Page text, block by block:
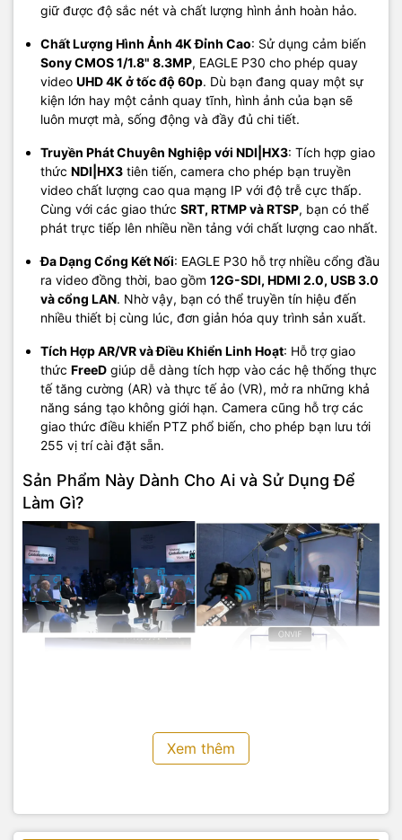
giữ được độ sắc nét và chất lượng hình ảnh hoàn hảo.
Chất Lượng Hình Ảnh 4K Đỉnh Cao: Sử dụng cảm biến
Sony CMOS 1/1.8" 8.3MP, EAGLE P30 cho phép quay
video UHD 4K ở tốc độ 60p. Dù bạn đang quay một sự
kiện lớn hay một cảnh quay tĩnh, hình ảnh của bạn sẽ
luôn mượt mà, sống động và đầy đủ chi tiết.
Truyền Phát Chuyên Nghiệp với NDI|HX3: Tích hợp giao
thức NDI|HX3 tiên tiến, camera cho phép bạn truyền
video chất lượng cao qua mạng IP với độ trễ cực thấp.
Cùng với các giao thức SRT, RTMP và RTSP, bạn có thể
phát trực tiếp lên nhiều nền tảng với chất lượng cao nhất.
Đa Dạng Cổng Kết Nối: EAGLE P30 hỗ trợ nhiều cổng đầu
ra video đồng thời, bao gồm 12G-SDI, HDMI 2.0, USB 3.0
và cổng LAN. Nhờ vậy, bạn có thể truyền tín hiệu đến
nhiều thiết bị cùng lúc, đơn giản hóa quy trình sản xuất.
Tích Hợp AR/VR và Điều Khiển Linh Hoạt: Hỗ trợ giao
thức FreeD giúp dễ dàng tích hợp vào các hệ thống thực
tế tăng cường (AR) và thực tế ảo (VR), mở ra những khả
năng sáng tạo không giới hạn. Camera cũng hỗ trợ các
giao thức điều khiển PTZ phổ biến, cho phép bạn lưu tới
255 vị trí cài đặt sẵn.
Sản Phẩm Này Dành Cho Ai và Sử Dụng Để
Làm Gì?
là công cụ hoàn hảo cho:
Xem thêm